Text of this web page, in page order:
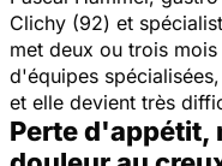
Clichy (92) et
met deux ou trois
d'équipes
et elle devient très
Perte d'appétit,